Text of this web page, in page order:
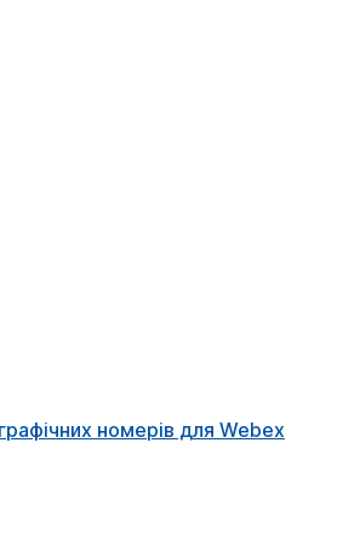
номерів для Webex